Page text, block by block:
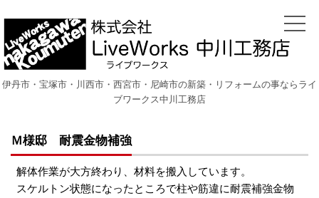
伊丹市・宝塚市・川西市・西宮市・尼崎市の新築・リフォームの事ならライ
ブワークス中川工務店
Ｍ様邸 耐震金物補強
解体作業が大方終わり、材料を搬入しています。
スケルトン状態になったところで柱や筋違に耐震補強金物